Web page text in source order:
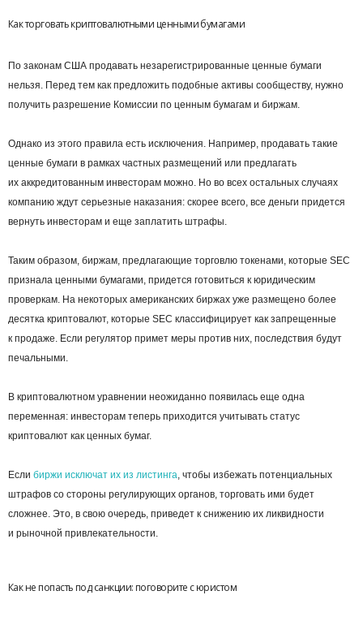
Как торговать криптовалютными ценными бумагами
По законам США продавать незарегистрированные ценные бумаги
нельзя. Перед тем как предложить подобные активы сообществу, нужно
получить разрешение Комиссии по ценным бумагам и биржам.
Однако из этого правила есть исключения. Например, продавать такие
ценные бумаги в рамках частных размещений или предлагать
их аккредитованным инвесторам можно. Но во всех остальных случаях
компанию ждут серьезные наказания: скорее всего, все деньги придется
вернуть инвесторам и еще заплатить штрафы.
Таким образом, биржам, предлагающие торговлю токенами, которые SEC
признала ценными бумагами, придется готовиться к юридическим
проверкам. На некоторых американских биржах уже размещено более
десятка криптовалют, которые SEC классифицирует как запрещенные
к продаже. Если регулятор примет меры против них, последствия будут
печальными.
В криптовалютном уравнении неожиданно появилась еще одна
переменная: инвесторам теперь приходится учитывать статус
криптовалют как ценных бумаг.
Если биржи исключат их из листинга , чтобы избежать потенциальных
штрафов со стороны регулирующих органов, торговать ими будет
сложнее. Это, в свою очередь, приведет к снижению их ликвидности
и рыночной привлекательности.
Как не попасть под санкции: поговорите с юристом